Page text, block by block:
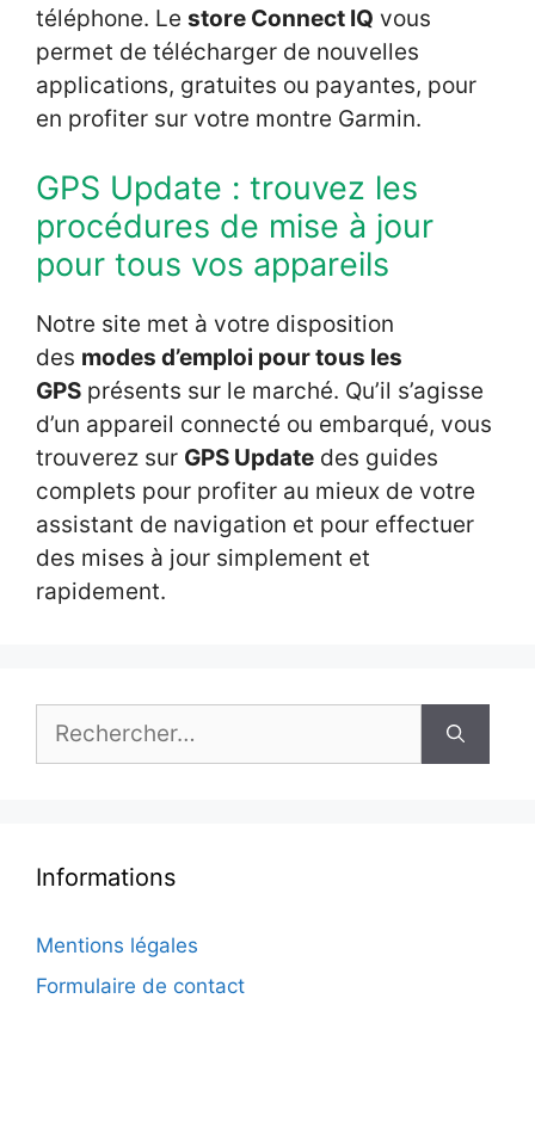
téléphone. Le store Connect IQ vous
permet de télécharger de nouvelles
applications, gratuites ou payantes, pour
en profiter sur votre montre Garmin.
GPS Update : trouvez les
procédures de mise à jour
pour tous vos appareils
Notre site met à votre disposition
des modes d’emploi pour tous les
GPS présents sur le marché. Qu’il s’agisse
d’un appareil connecté ou embarqué, vous
trouverez sur GPS Update des guides
complets pour profiter au mieux de votre
assistant de navigation et pour effectuer
des mises à jour simplement et
rapidement.
Informations
Mentions légales
Formulaire de contact